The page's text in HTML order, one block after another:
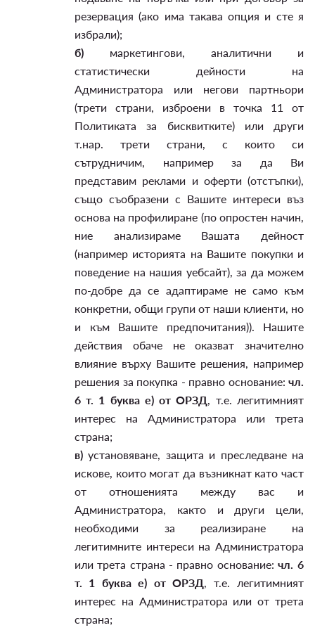
резервация (ако има такава опция и сте я
избрали);
б) маркетингови, аналитични и
статистически дейности на
Администратора или негови партньори
(трети страни, изброени в точка 11 от
Политиката за бисквитките) или други
т.нар. трети страни, с които си
сътрудничим, например за да Ви
представим реклами и оферти (отстъпки),
също съобразени с Вашите интереси въз
основа на профилиране (по опростен начин,
ние анализираме Вашата дейност
(например историята на Вашите покупки и
поведение на нашия уебсайт), за да можем
по-добре да се адаптираме не само към
конкретни, общи групи от наши клиенти, но
и към Вашите предпочитания)). Нашите
действия обаче не оказват значително
влияние върху Вашите решения, например
решения за покупка - правно основание: чл.
6 т. 1 буква е) от ОРЗД, т.е. легитимният
интерес на Администратора или трета
страна;
в) установяване, защита и преследване на
искове, които могат да възникнат като част
от отношенията между вас и
Администратора, както и други цели,
необходими за реализиране на
легитимните интереси на Администратора
или трета страна - правно основание: чл. 6
т. 1 буква е) от ОРЗД, т.е. легитимният
интерес на Администратора или от трета
страна;